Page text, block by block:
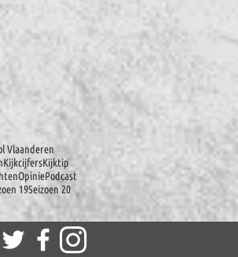
Vlaanderen
KijkcijfersKijktip
OpiniePodcast
19Seizoen 20